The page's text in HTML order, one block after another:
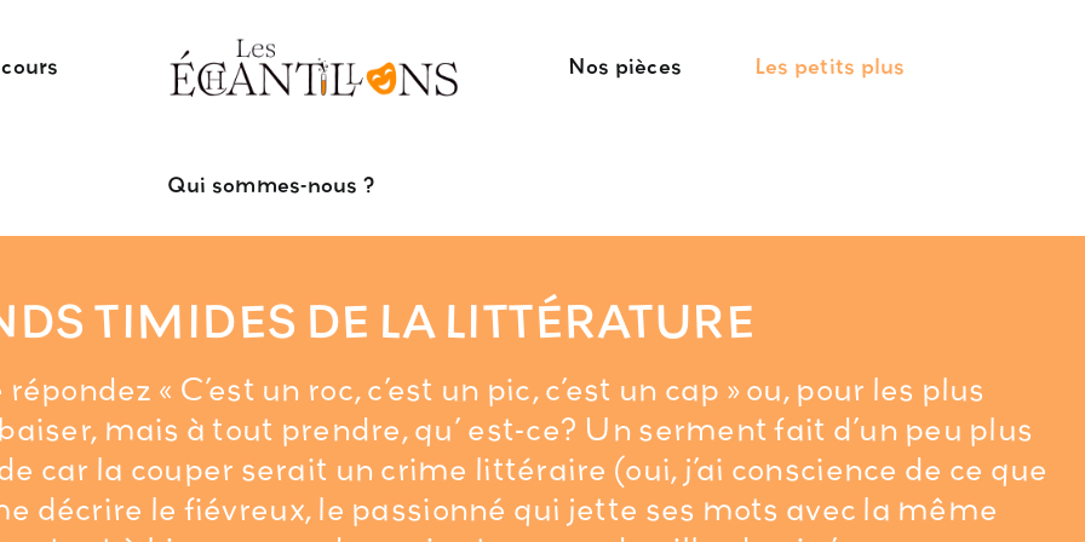
Nos pièces Les petits plus
Qui sommes-nous ?
TIMIDES DE LA LITTÉRATURE
« C’est un roc, c’est un pic, c’est un cap » ou, pour les plus
mais à tout prendre, qu’ est-ce? Un serment fait d’un peu plus
car la couper serait un crime littéraire (oui, j’ai conscience de ce que
décrire le fiévreux, le passionné qui jette ses mots avec la même